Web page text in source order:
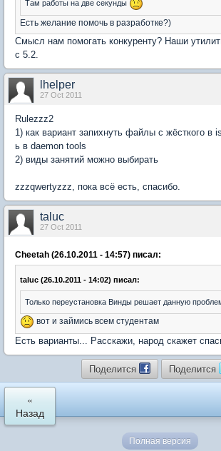
Там работы на две секунды
Есть желание помочь в разработке?)
Смысл нам помогать конкуренту? Наши
с 5.2.
lhelper
27 Oct 2011
Rulezzz2
1) как вариант запихнуть файлы с жёсткого в
ь в daemon tools
2) виды занятий можно выбирать
zzzqwertyzzz, пока всё есть, спасибо.
taluc
27 Oct 2011
Cheetah (26.10.2011 - 14:57) писал:
taluc (26.10.2011 - 14:02) писал:
Только переустановка Винды решает данную
вот и займись всем студентам
Есть варианты... Расскажи, народ скажет
Поделится Поделится
«
Назад
Полная версия